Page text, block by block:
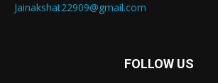
Jainakshat22909@gmail.com
FOLLOW US